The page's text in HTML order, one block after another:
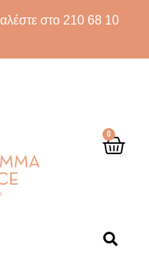
στο 210 68 10
0